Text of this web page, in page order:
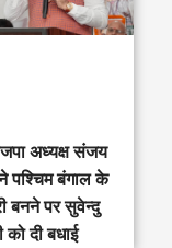
अध्यक्ष संजय
पश्चिम बंगाल के
बनने पर सुवेन्दु
को दी बधाई